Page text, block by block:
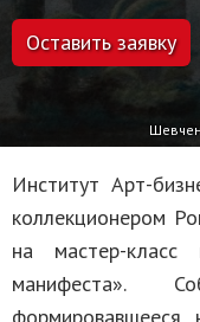
Оставить заявку
Институт Арт-
коллекционером
на мастер-
манифеста».
формировавшееся